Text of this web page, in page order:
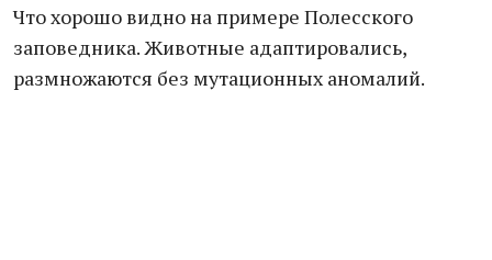
Что хорошо видно на примере Полесского
заповедника. Животные адаптировались,
размножаются без мутационных аномалий.